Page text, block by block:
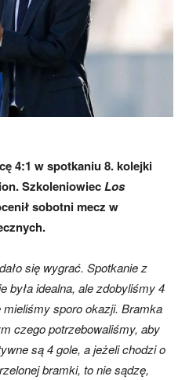
4:1 w spotkaniu 8. kolejki
SzkoleniowiecLos
sobotni mecz w
się wygrać. Spotkanie z
była idealna, ale zdobyliśmy 4
sporo okazji. Bramka
czego potrzebowaliśmy, aby
są 4 gole, a jeżeli chodzi o
bramki, to nie sądzę,